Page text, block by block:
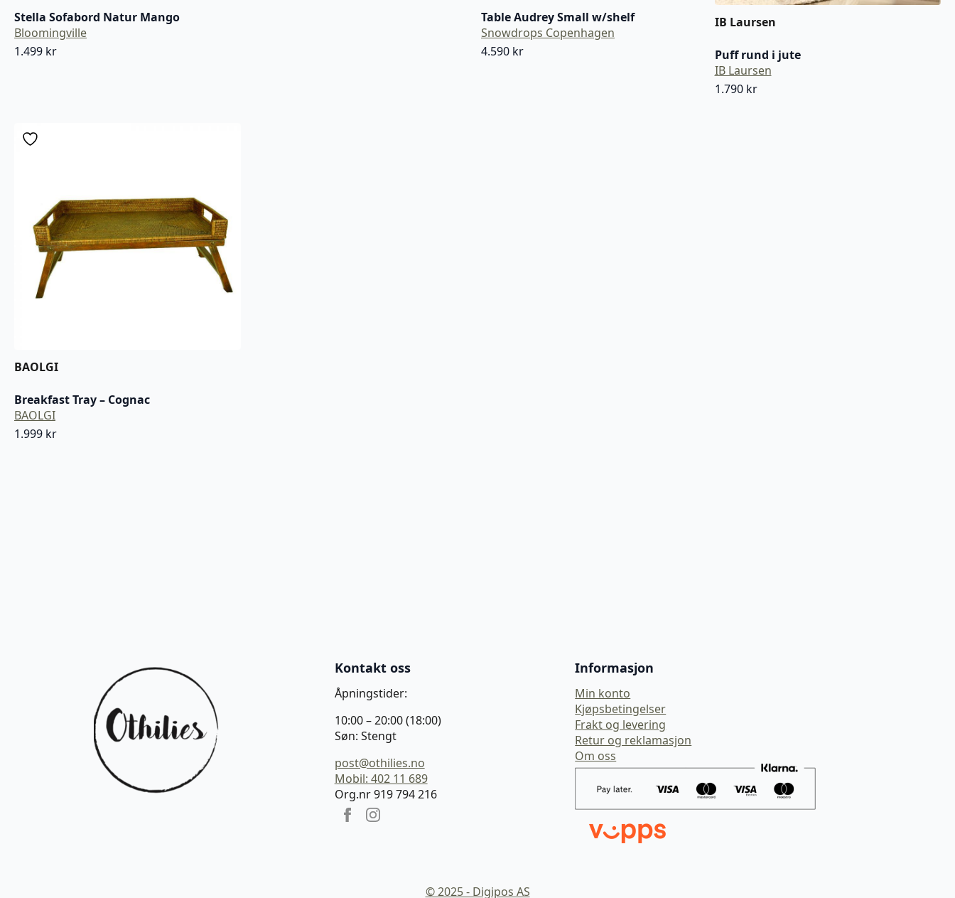
Stella Sofabord Natur Mango
Bloomingville
1.499 kr
Table Audrey Small w/shelf
Snowdrops Copenhagen
4.590 kr
IB Laursen
Puff rund i jute
IB Laursen
1.790 kr
BAOLGI
Breakfast Tray – Cognac
BAOLGI
1.999 kr
Kontakt oss
Åpningstider:
10:00 – 20:00 (18:00)
Søn: Stengt
post@othilies.no
Mobil: 402 11 689
Org.nr 919 794 216
Informasjon
Min konto
Kjøpsbetingelser
Frakt og levering
Retur og reklamasjon
Om oss
© 2025 - Digipos AS